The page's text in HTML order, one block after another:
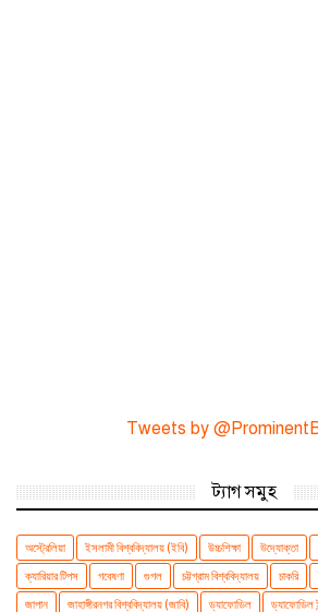
Tweets by
ট্যাগ সমুহ
অস্ট্রেলিয়া ইসলামী বিশ্ববিদ্যালয় (ইবি) উচ্চশিক্ষা উদ্যোক্তা
ক্যারিয়ার টিপস
গবেষণা গুগল চট্টগ্রাম বিশ্ববিদ্যালয় চাকরি
জাপান
জাহাঙ্গীরনগর বিশ্ববিদ্যালয় (জাবি) ড্যাফোডিল
ড্যাফোডিল